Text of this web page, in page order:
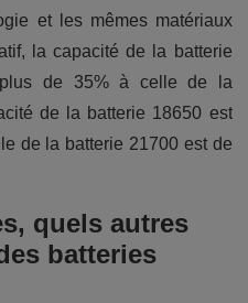
et les mêmes matériaux
la capacité de la batterie
de 35% à celle de la
de la batterie 18650 est
de la batterie 21700 est de
quels autres
batteries